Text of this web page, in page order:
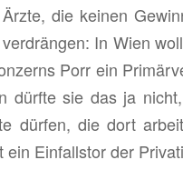
die kei­nen
In Wien
Porr ein
dürf­te sie das ja
dür­fen, die dort
ein Ein­falls­tor der